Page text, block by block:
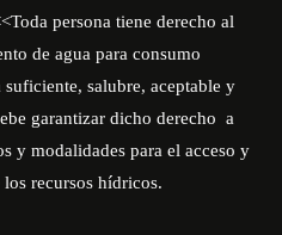
persona tiene derecho al
de agua para consumo
salubre, aceptable y
garantizar dicho derecho a
y modalidades para el acceso y
recursos hídricos.